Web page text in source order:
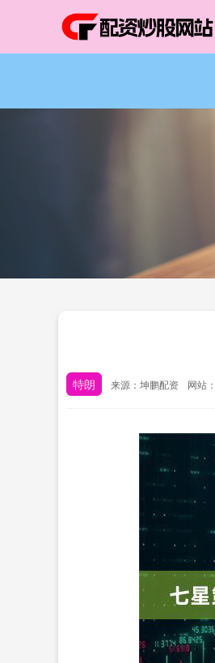
特朗 来源：坤鹏配资 网站